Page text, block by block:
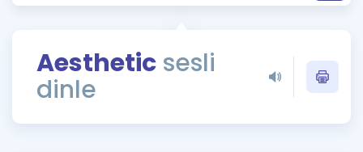
Rehberlik Aracı
ÖSYM Sınav Takvimi
Aesthetic sesli
dinle